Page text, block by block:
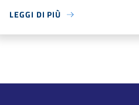
LEGGI DI PIÙ